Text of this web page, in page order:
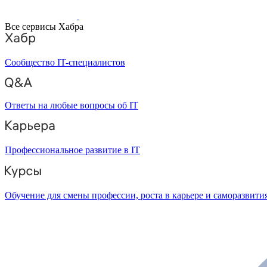
Все сервисы Хабра
Сообщество IT-специалистов
Ответы на любые вопросы об IT
Профессиональное развитие в IT
Обучение для смены профессии, роста в карьере и